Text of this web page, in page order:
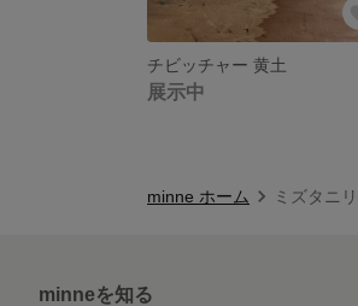
チビッチャー 黄土
展示中
minne ホーム ミズタニ
minneを知る